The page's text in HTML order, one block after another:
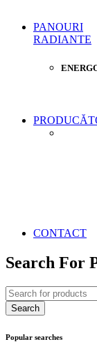
PANOURI
RADIANTE
CONTACT
Search For
Popular searches